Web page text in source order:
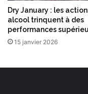
Dry January : les
alcool trinquent à des
performances
15 janvier 2026